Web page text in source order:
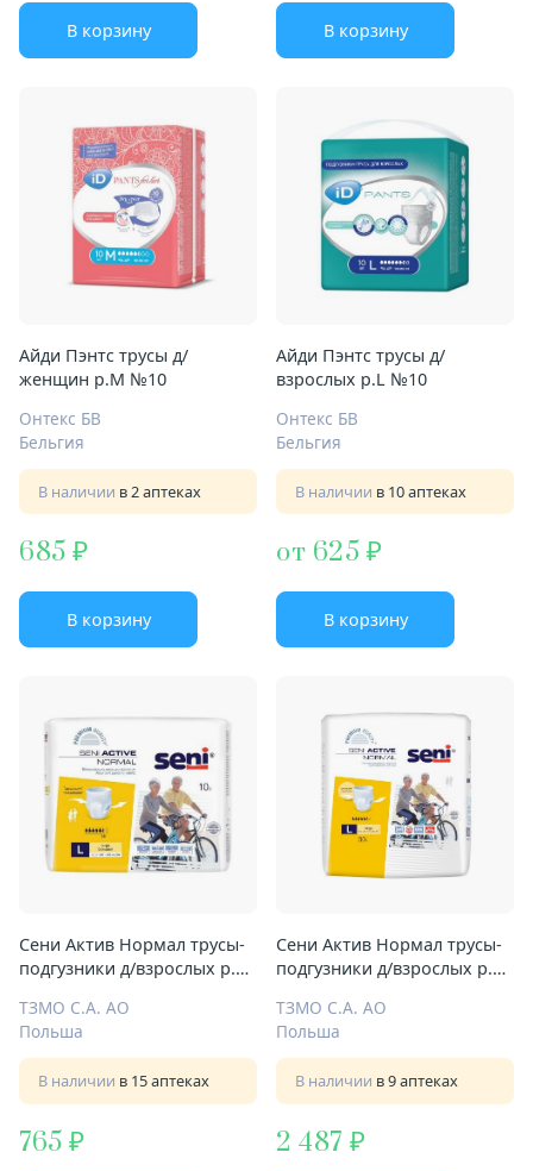
В корзину В корзину
Айди Пэнтс трусы д/
женщин р.M №10
Онтекс БВ
Бельгия
В наличии в 2 аптеках
685
В корзину
Айди Пэнтс трусы д/
взрослых р.L №10
Онтекс БВ
Бельгия
В наличии в 10 аптеках
от 625
В корзину
Сени Актив Нормал трусы-
подгузники д/взрослых р.L
ТЗМО С.А. АО
Польша
В наличии в 15 аптеках
765
Сени Актив Нормал трусы-
подгузники д/взрослых р.L
ТЗМО С.А. АО
Польша
В наличии в 9 аптеках
2 487